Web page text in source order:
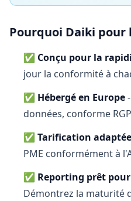
Pourquoi Daiki pour
✅ Conçu pour la
jour la conformité à
✅ Hébergé en Europe
données, conforme
✅ Tarification
PME conformément à
✅ Reporting prêt
Démontrez la maturité